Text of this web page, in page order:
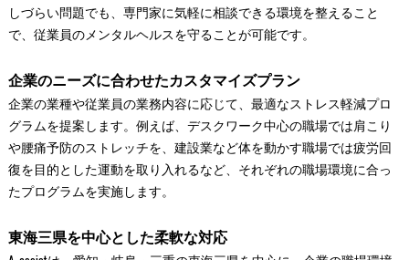
しづらい問題でも、専門家に気軽に相談できる環境を整えること
で、従業員のメンタルヘルスを守ることが可能です。
企業のニーズに合わせたカスタマイズプラン
企業の業種や従業員の業務内容に応じて、最適なストレス軽減プロ
グラムを提案します。例えば、デスクワーク中心の職場では肩こり
や腰痛予防のストレッチを、建設業など体を動かす職場では疲労回
復を目的とした運動を取り入れるなど、それぞれの職場環境に合っ
たプログラムを実施します。
東海三県を中心とした柔軟な対応